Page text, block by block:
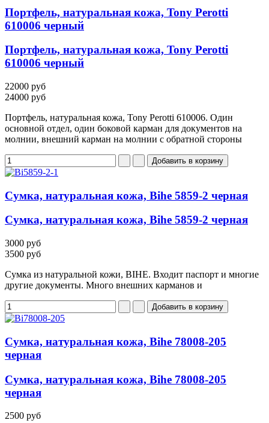
Портфель, натуральная кожа, Tony Perotti
610006 черный
Портфель, натуральная кожа, Tony Perotti
610006 черный
22000 руб
24000 руб
Портфель, натуральная кожа, Tony Perotti 610006. Один
основной отдел, один боковой карман для документов на
молнии, внешний карман на молнии с обратной стороны
Сумка, натуральная кожа, Bihe 5859-2 черная
Сумка, натуральная кожа, Bihe 5859-2 черная
3000 руб
3500 руб
Сумка из натуральной кожи, BIHE. Входит паспорт и многие
другие документы. Много внешних карманов и
Сумка, натуральная кожа, Bihe 78008-205
черная
Сумка, натуральная кожа, Bihe 78008-205
черная
2500 руб